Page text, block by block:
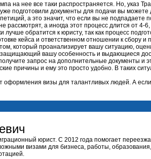
на нее все таки распространяется. Но, указ
подготовили документы для подачи вы
а это значит, что если вы не
а иногда этот процесс длится от 4-
обратится к юристу, так как процесс
кейса и ответственном отношении к сбору
который проанализирует вашу ситуацию,
защищающий вашу особенность и выдающиеся
запрос на дополнительные документы и
причины и ему это просто удобно. В таких
оформления визы для талантливых людей. А
юрист. С 2012 года помогает
визами для бизнеса, работы,